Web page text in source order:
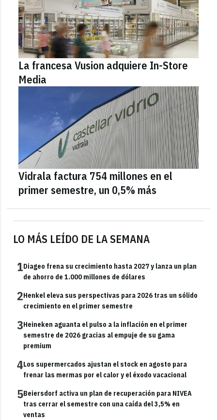
LO MÁS LEÍDO DE LA SEMANA
1Diageo frena su crecimiento hasta 2027 y lanza un plan
de ahorro de 1.000 millones de dólares
2Henkel eleva sus perspectivas para 2026 tras un sólido
crecimiento en el primer semestre
3Heineken aguanta el pulso a la inflación en el primer
semestre de 2026 gracias al empuje de su gama
premium
4Los supermercados ajustan el stock en agosto para
frenar las mermas por el calor y el éxodo vacacional
5Beiersdorf activa un plan de recuperación para NIVEA
tras cerrar el semestre con una caída del 3,5% en
ventas
La francesa Vusion adquiere In-Store
Media
Vidrala factura 754 millones en el
primer semestre, un 0,5% más